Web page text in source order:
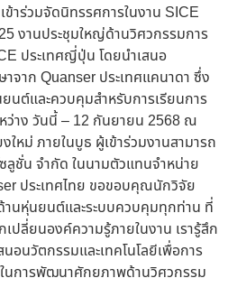
าร่วมจัดนิทรรศการในงาน SICE
งานประชุมใหญ่ด้านวิศวกรรมการ
ประเทศญี่ปุ่น โดยนำเสนอ
จาก Quanser ประเทศแคนาดา ซึ่ง
นต์และควบคุมสำหรับการเรียนการ
ว่าง วันนี้ – 12 กันยายน 2568 ณ
ใหม่ ภายในบูธ ผู้เข้าร่วมงานสามารถ
ลูชั่น จำกัด ในนามตัวแทนจำหน่าย
ประเทศไทย ขอขอบคุณนักวิจัย
านหุ่นยนต์และระบบควบคุมทุกท่าน ที่
ปลี่ยนองค์ความรู้ภายในงาน เรารู้สึก
อนวัตกรรมและเทคโนโลยีเพื่อการ
นการพัฒนาศักยภาพด้านวิศวกรรม